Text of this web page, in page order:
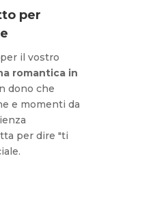
per
il vostro
romantica in
dono che
e momenti da
per dire "ti